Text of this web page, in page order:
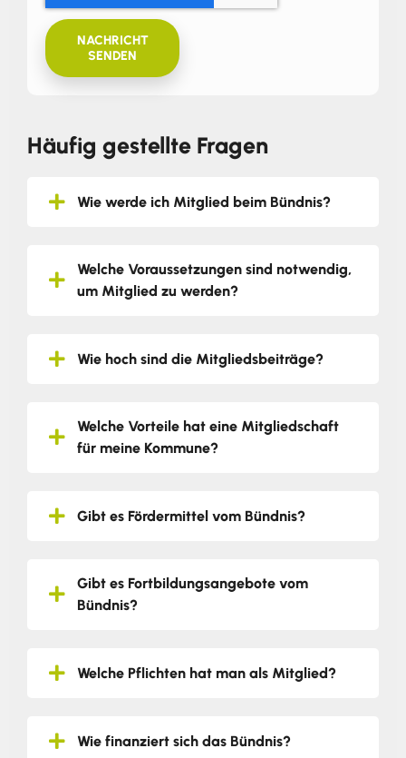
NACHRICHT
SENDEN
Häufig gestellte Fragen
Wie werde ich Mitglied beim Bündnis?
Welche Voraussetzungen sind notwendig,
um Mitglied zu werden?
Wie hoch sind die Mitgliedsbeiträge?
Welche Vorteile hat eine Mitgliedschaft
für meine Kommune?
Gibt es Fördermittel vom Bündnis?
Gibt es Fortbildungsangebote vom
Bündnis?
Welche Pflichten hat man als Mitglied?
Wie finanziert sich das Bündnis?